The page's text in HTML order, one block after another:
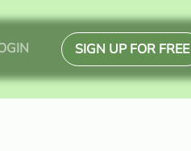
SIGN UP FOR FREE